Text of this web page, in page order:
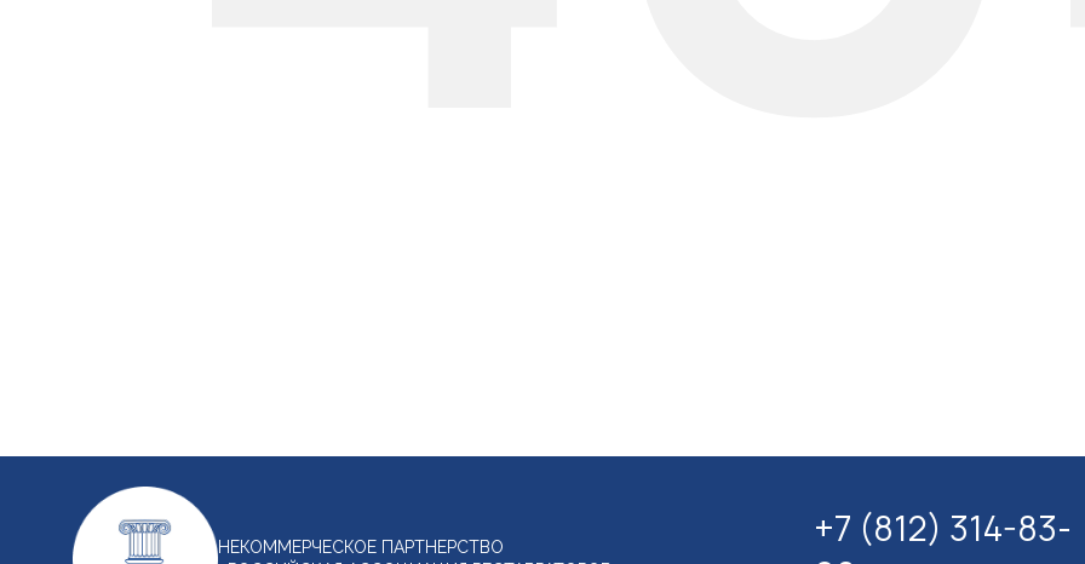
НЕКОММЕРЧЕСКОЕ ПАРТНЕРСТВО
+7 (812) 314-83-